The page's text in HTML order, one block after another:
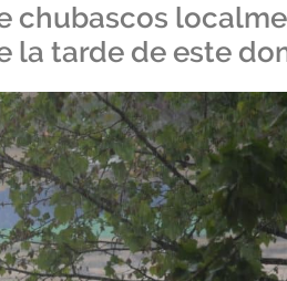
chubascos
la tarde de este